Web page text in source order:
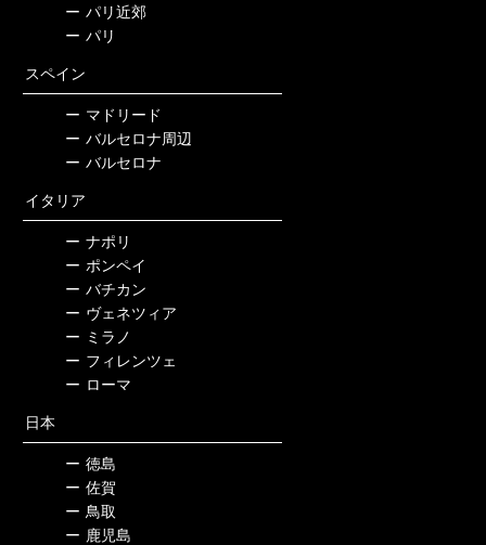
ー パリ近郊
ー パリ
スペイン
ー マドリード
ー バルセロナ周辺
ー バルセロナ
イタリア
ー ナポリ
ー ポンペイ
ー バチカン
ー ヴェネツィア
ー ミラノ
ー フィレンツェ
ー ローマ
日本
ー 徳島
ー 佐賀
ー 鳥取
ー 鹿児島